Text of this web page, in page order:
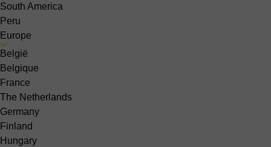
South America
Peru
Europe
België
Belgique
France
The Netherlands
Germany
Finland
Hungary